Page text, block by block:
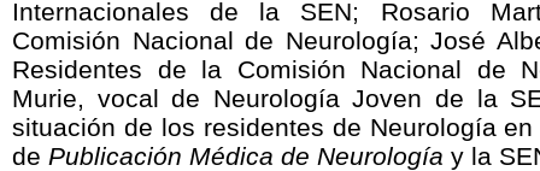
Internacionales de la SEN; Rosario
Comisión Nacional de Neurología; José
Residentes de la Comisión Nacional de
Murie, vocal de Neurología Joven de la
situación de los residentes de Neurología
de Publicación Médica de Neurología y la